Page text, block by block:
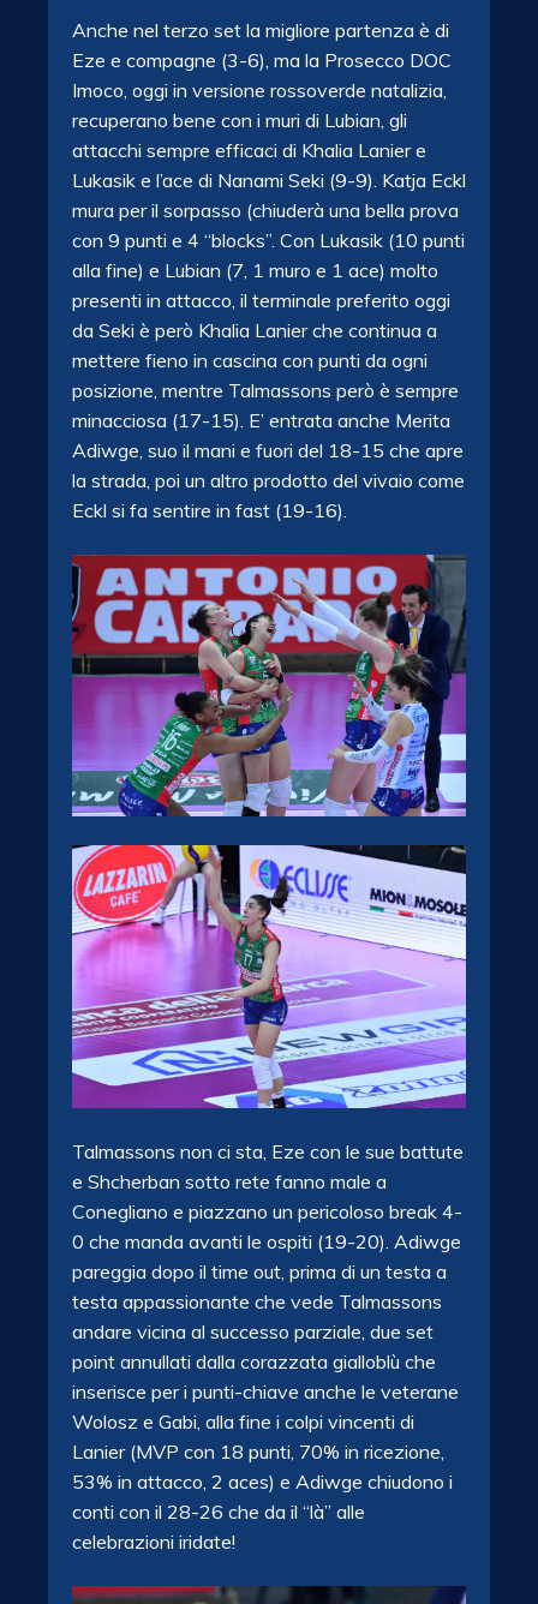
Anche nel terzo set la migliore partenza è di
Eze e compagne (3-6), ma la Prosecco DOC
Imoco, oggi in versione rossoverde natalizia,
recuperano bene con i muri di Lubian, gli
attacchi sempre efficaci di Khalia Lanier e
Lukasik e l’ace di Nanami Seki (9-9). Katja Eckl
mura per il sorpasso (chiuderà una bella prova
con 9 punti e 4 “blocks”. Con Lukasik (10 punti
alla fine) e Lubian (7, 1 muro e 1 ace) molto
presenti in attacco, il terminale preferito oggi
da Seki è però Khalia Lanier che continua a
mettere fieno in cascina con punti da ogni
posizione, mentre Talmassons però è sempre
minacciosa (17-15). E’ entrata anche Merita
Adiwge, suo il mani e fuori del 18-15 che apre
la strada, poi un altro prodotto del vivaio come
Eckl si fa sentire in fast (19-16).
Talmassons non ci sta, Eze con le sue battute
e Shcherban sotto rete fanno male a
Conegliano e piazzano un pericoloso break 4-
0 che manda avanti le ospiti (19-20). Adiwge
pareggia dopo il time out, prima di un testa a
testa appassionante che vede Talmassons
andare vicina al successo parziale, due set
point annullati dalla corazzata gialloblù che
inserisce per i punti-chiave anche le veterane
Wolosz e Gabi, alla fine i colpi vincenti di
Lanier (MVP con 18 punti, 70% in ricezione,
53% in attacco, 2 aces) e Adiwge chiudono i
conti con il 28-26 che da il “là” alle
celebrazioni iridate!